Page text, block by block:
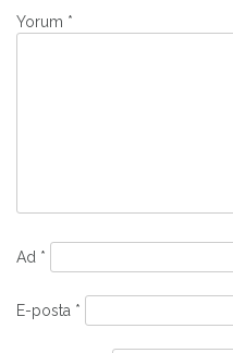
Yorum *
Ad *
E-posta *